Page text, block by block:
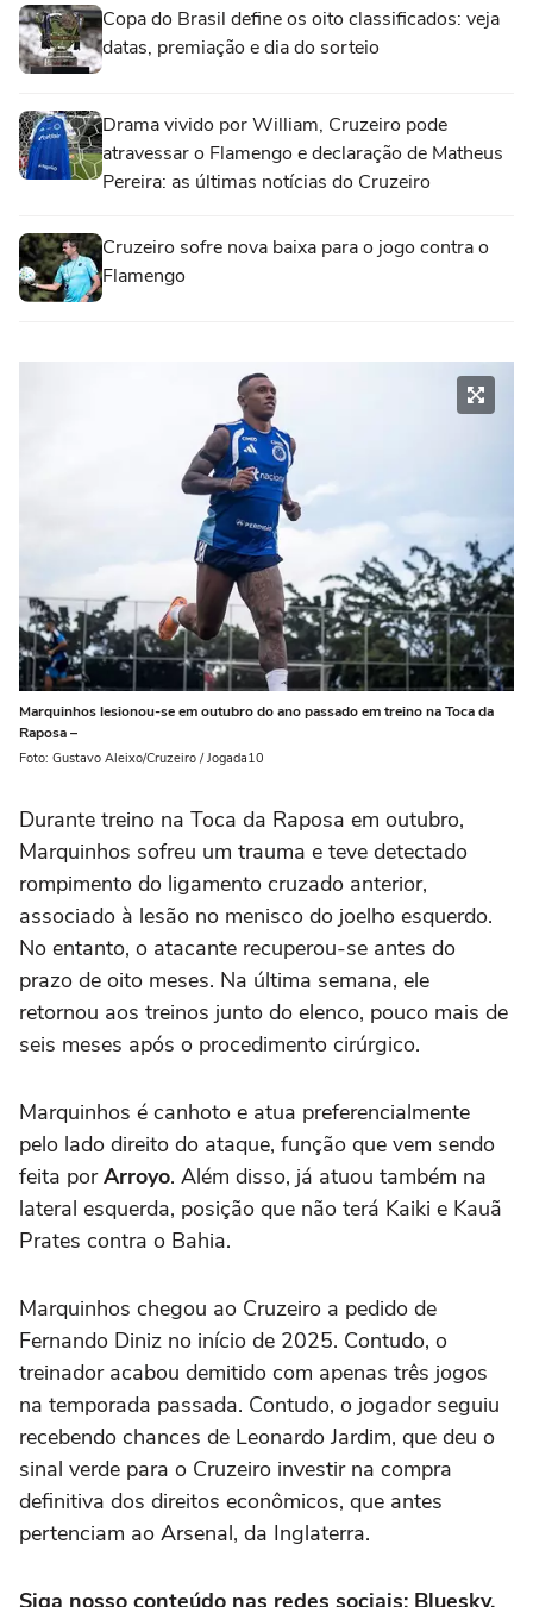
Copa do Brasil define os oito classificados: veja
datas, premiação e dia do sorteio
Drama vivido por William, Cruzeiro pode
atravessar o Flamengo e declaração de Matheus
Pereira: as últimas notícias do Cruzeiro
Cruzeiro sofre nova baixa para o jogo contra o
Flamengo
Marquinhos lesionou-se em outubro do ano passado em treino na Toca da
Raposa –
Foto: Gustavo Aleixo/Cruzeiro / Jogada10
Durante treino na Toca da Raposa em outubro,
Marquinhos sofreu um trauma e teve detectado
rompimento do ligamento cruzado anterior,
associado à lesão no menisco do joelho esquerdo.
No entanto, o atacante recuperou-se antes do
prazo de oito meses. Na última semana, ele
retornou aos treinos junto do elenco, pouco mais de
seis meses após o procedimento cirúrgico.
Marquinhos é canhoto e atua preferencialmente
pelo lado direito do ataque, função que vem sendo
feita porArroyo. Além disso, já atuou também na
lateral esquerda, posição que não terá Kaiki e Kauã
Prates contra o Bahia.
Marquinhos chegou ao Cruzeiro a pedido de
Fernando Diniz no início de 2025. Contudo, o
treinador acabou demitido com apenas três jogos
na temporada passada. Contudo, o jogador seguiu
recebendo chances de Leonardo Jardim, que deu o
sinal verde para o Cruzeiro investir na compra
definitiva dos direitos econômicos, que antes
pertenciam ao Arsenal, da Inglaterra.
Siga nosso conteúdo nas redes sociais: Bluesky,